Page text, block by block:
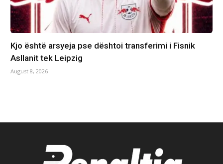
Kjo është arsyeja pse dështoi transferimi i Fisnik
Asllanit tek Leipzig
August 8, 2026